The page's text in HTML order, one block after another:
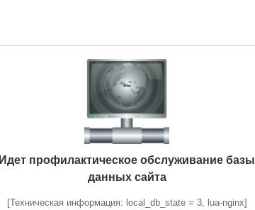
Идет профилактическое обслуживание базы
данных сайта
[Техническая информация: local_db_state = 3, lua-nginx]